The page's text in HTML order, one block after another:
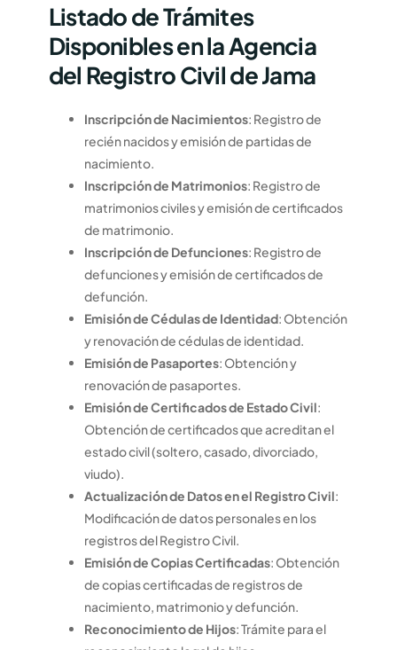
Listado de Trámites
Disponibles en la Agencia
del Registro Civil de Jama
Inscripción de Nacimientos: Registro de
recién nacidos y emisión de partidas de
nacimiento.
Inscripción de Matrimonios: Registro de
matrimonios civiles y emisión de certificados
de matrimonio.
Inscripción de Defunciones: Registro de
defunciones y emisión de certificados de
defunción.
Emisión de Cédulas de Identidad: Obtención
y renovación de cédulas de identidad.
Emisión de Pasaportes: Obtención y
renovación de pasaportes.
Emisión de Certificados de Estado Civil:
Obtención de certificados que acreditan el
estado civil (soltero, casado, divorciado,
viudo).
Actualización de Datos en el Registro Civil:
Modificación de datos personales en los
registros del Registro Civil.
Emisión de Copias Certificadas: Obtención
de copias certificadas de registros de
nacimiento, matrimonio y defunción.
Reconocimiento de Hijos: Trámite para el